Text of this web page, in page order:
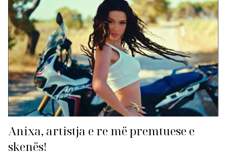
Anixa, artistja e re më premtuese e
skenës!